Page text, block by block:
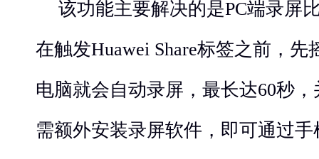
该功能主要解决的是PC端录屏
在触发Huawei Share标签之前，
电脑就会自动录屏，最长达60秒
需额外安装录屏软件，即可通过